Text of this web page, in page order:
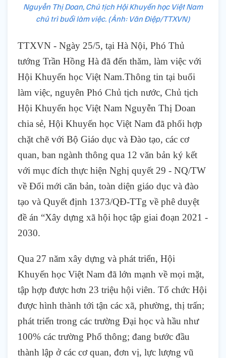
Nguyễn Thị Doan, Chủ tịch Hội Khuyến học Việt Nam
chủ trì buổi làm việc. (Ảnh: Văn Điệp/TTXVN)
TTXVN - Ngày 25/5, tại Hà Nội, Phó Thủ
tướng Trần Hồng Hà đã đến thăm, làm việc với
Hội Khuyến học Việt Nam.Thông tin tại buổi
làm việc, nguyên Phó Chủ tịch nước, Chủ tịch
Hội Khuyến học Việt Nam Nguyễn Thị Doan
chia sẻ, Hội Khuyến học Việt Nam đã phối hợp
chặt chẽ với Bộ Giáo dục và Đào tạo, các cơ
quan, ban ngành thông qua 12 văn bản ký kết
với mục đích thực hiện Nghị quyết 29 - NQ/TW
về Đổi mới căn bản, toàn diện giáo dục và đào
tạo và Quyết định 1373/QĐ-TTg về phê duyệt
đề án “Xây dựng xã hội học tập giai đoạn 2021 -
2030.
Qua 27 năm xây dựng và phát triển, Hội
Khuyến học Việt Nam đã lớn mạnh về mọi mặt,
tập hợp được hơn 23 triệu hội viên. Tổ chức Hội
được hình thành tới tận các xã, phường, thị trấn;
phát triển trong các trường Đại học và hầu như
100% các trường Phổ thông; đang bước đầu
thành lập ở các cơ quan, đơn vị, lực lượng vũ